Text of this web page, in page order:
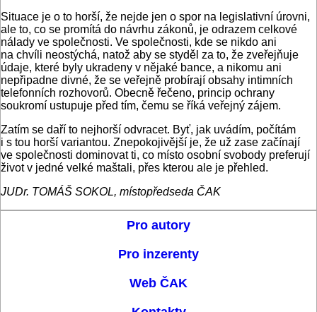
Situace je o to horší, že nejde jen o spor na legislativní úrovni,
ale to, co se promítá do návrhu zákonů, je odrazem celkové
nálady ve společnosti. Ve společnosti, kde se nikdo ani
na chvíli neostýchá, natož aby se styděl za to, že zveřejňuje
údaje, které byly ukradeny v nějaké bance, a nikomu ani
nepřipadne divné, že se veřejně probírají obsahy intimních
telefonních rozhovorů. Obecně řečeno, princip ochrany
soukromí ustupuje před tím, čemu se říká veřejný zájem.
Zatím se daří to nejhorší odvracet. Byť, jak uvádím, počítám
i s tou horší variantou. Znepokojivější je, že už zase začínají
ve společnosti dominovat ti, co místo osobní svobody preferují
život v jedné velké maštali, přes kterou ale je přehled.
JUDr. TOMÁŠ SOKOL, místopředseda ČAK
Pro autory
Pro inzerenty
Web ČAK